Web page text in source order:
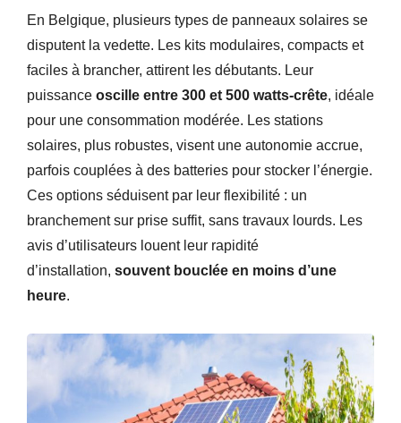
En Belgique, plusieurs types de panneaux solaires se
disputent la vedette. Les kits modulaires, compacts et
faciles à brancher, attirent les débutants. Leur
puissance oscille entre 300 et 500 watts-crête, idéale
pour une consommation modérée. Les stations
solaires, plus robustes, visent une autonomie accrue,
parfois couplées à des batteries pour stocker l’énergie.
Ces options séduisent par leur flexibilité : un
branchement sur prise suffit, sans travaux lourds. Les
avis d’utilisateurs louent leur rapidité
d’installation, souvent bouclée en moins d’une
heure.